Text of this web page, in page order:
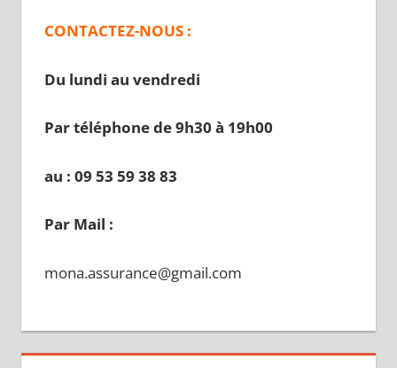
CONTACTEZ-NOUS :
Du lundi au vendredi
Par téléphone de 9h30 à 19h00
au : 09 53 59 38 83
Par Mail :
mona.assurance@gmail.com